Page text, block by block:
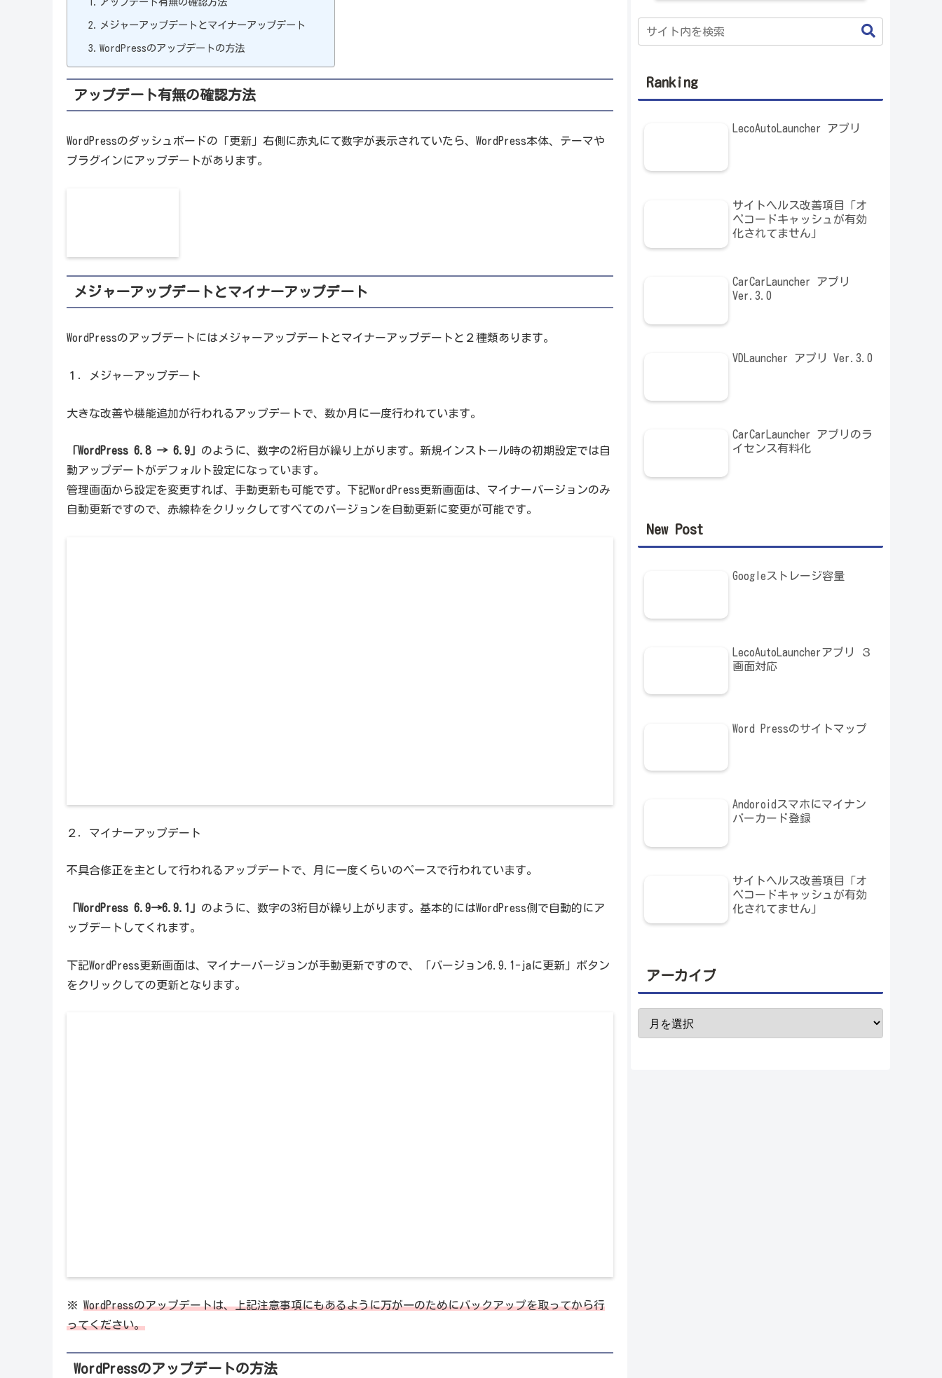
メジャーアップデートとマイナーアップデート
WordPressのアップデートの方法
アップデート有無の確認方法
WordPressのダッシュボードの「更新」右側に赤丸にて数字が表示されていたら、WordPress本体、テーマや
プラグインにアップデートがあります。
メジャーアップデートとマイナーアップデート
WordPressのアップデートにはメジャーアップデートとマイナーアップデートと２種類あります。
１．メジャーアップデート
大きな改善や機能追加が行われるアップデートで、数か月に一度行われています。
「WordPress 6.8 → 6.9」 のように、数字の2桁目が繰り上がります。 新規インストール時の初期設定では自
動アップデートがデフォルト設定になっています。
管理画面から設定を変更すれば、 手動更新も可能です。下記WordPress更新画面は、マイナーバージョンのみ
自動更新ですので、赤線枠をクリックしてすべてのバージョンを自動更新に変更が可能です。
２．マイナーアップデート
不具合修正を主として行われるアップデートで、月に一度くらいのペースで行われています。
「WordPress 6.9→6.9.1」 のように、数字の3桁目が繰り上がります。 基本的にはWordPress側で自動的にア
ップデートしてくれます。
下記WordPress更新画面は、マイナーバージョンが手動更新ですので、「バージョン6.9.1-jaに更新」ボタン
をクリックしての更新となります。
※ WordPressのアップデートは、上記注意事項にもあるように万が一のためにバックアップを取ってから行
ってください。
WordPressのアップデートの方法
Ranking
LecoAutoLauncher アプリ
サイトヘルス改善項目「オ
ペコードキャッシュが有効
化されてません」
CarCarLauncher アプリ
Ver.3.0
VDLauncher アプリ Ver.3.0
CarCarLauncher アプリのラ
イセンス有料化
New Post
Googleストレージ容量
LecoAutoLauncherアプリ ３
画面対応
Word Pressのサイトマップ
Andoroidスマホにマイナン
バーカード登録
サイトヘルス改善項目「オ
ペコードキャッシュが有効
化されてません」
アーカイブ